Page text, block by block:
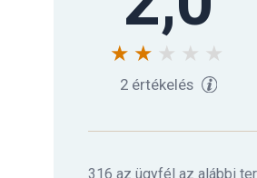
2 értékelés
316 az ügyfél az alábbi